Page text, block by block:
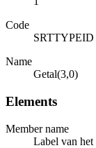
Code
SRTTYPEID
Name
Getal(3,0)
Elements
Member name
Label van